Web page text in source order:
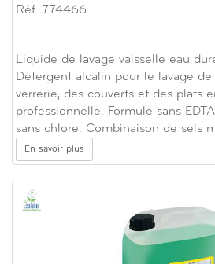
Réf. 774466
Liquide de lavage vaisselle eau
Détergent alcalin pour le lavage de
verrerie, des couverts et des plats
professionnelle. Formule sans
sans chlore. Combinaison de sels
En savoir plus